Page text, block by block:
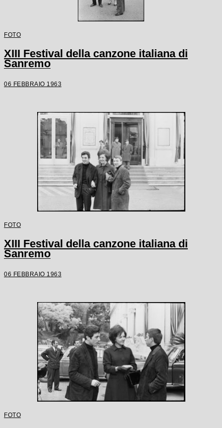
FOTO
XIII Festival della canzone italiana di
Sanremo
06 FEBBRAIO 1963
FOTO
XIII Festival della canzone italiana di
Sanremo
06 FEBBRAIO 1963
FOTO